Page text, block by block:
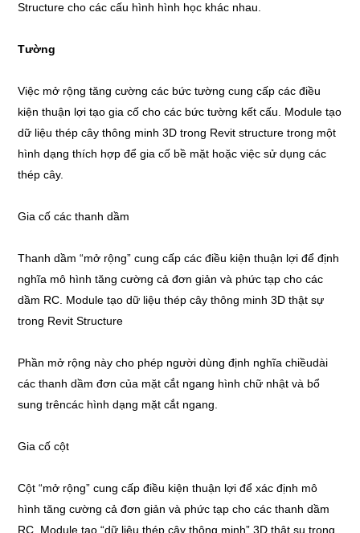
Structure cho các cấu hình hình học khác nhau.
Tường
Việc mở rộng tăng cường các bức tường cung cấp các điều
kiện thuận lợi tạo gia cố cho các bức tường kết cấu. Module tạo
dữ liệu thép cây thông minh 3D trong Revit structure trong một
hình dạng thích hợp để gia cố bề mặt hoặc việc sử dụng các
thép cây.
Gia cố các thanh dầm
Thanh dầm “mở rộng” cung cấp các điều kiện thuận lợi để định
nghĩa mô hình tăng cường cả đơn giản và phức tạp cho các
dầm RC. Module tạo dữ liệu thép cây thông minh 3D thật sự
trong Revit Structure
Phần mở rộng này cho phép người dùng định nghĩa chiềudài
các thanh dầm đơn của mặt cắt ngang hình chữ nhật và bổ
sung trêncác hình dạng mặt cắt ngang.
Gia cố cột
Cột “mở rộng” cung cấp điều kiện thuận lợi để xác định mô
hình tăng cường cả đơn giản và phức tạp cho các thanh dầm
RC. Module tạo “dữ liệu thép cây thông minh” 3D thật sụ trong